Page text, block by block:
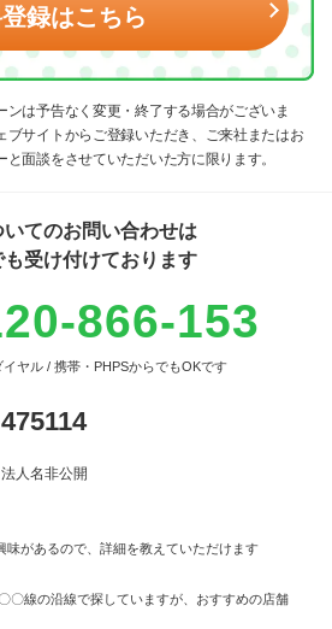
録はこちら
は予告なく変更・終了する場合がございま
サイトからご登録いただき、ご来社またはお
面談をさせていただいた方に限ります。
てのお問い合わせは
も受け付けております
866-153
ヤル / 携帯・PHPSからでもOKです
475114
法人名非公開
味があるので、詳細を教えていただけます
〇線の沿線で探していますが、おすすめの店舗